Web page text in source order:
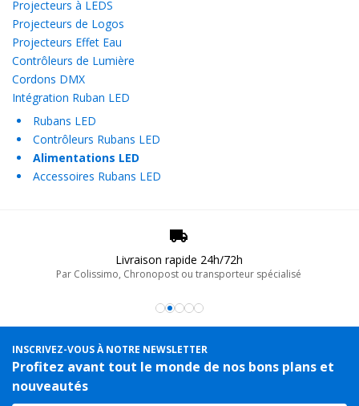
Projecteurs à LEDS
Projecteurs de Logos
Projecteurs Effet Eau
Contrôleurs de Lumière
Cordons DMX
Intégration Ruban LED
Rubans LED
Contrôleurs Rubans LED
Alimentations LED
Accessoires Rubans LED
Livraison rapide 24h/72h
Par Colissimo, Chronopost ou transporteur spécialisé
INSCRIVEZ-VOUS À NOTRE NEWSLETTER
Profitez avant tout le monde de nos bons plans et
nouveautés